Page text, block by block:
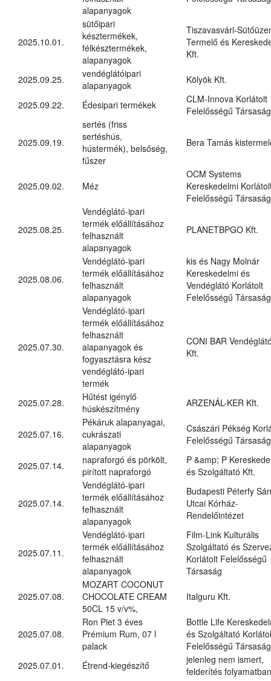
alapanyagok
2025.10.01.
sütőipari
késztermékek,
félkésztermékek,
alapanyagok
Tiszavasvári-
Termelő és
Kft.
2025.09.25.
vendéglátóipari
alapanyagok
Kölyök Kft.
2025.09.22. Édesipari termékek
CLM-Innova Korlátolt
Felelősségű Társaság
2025.09.19.
sertés (friss
sertéshús,
hústermék), belsőség,
fűszer
Bera Tamás
2025.09.02. Méz
OCM Systems
Kereskedelmi
Felelősségű Társaság
2025.08.25.
Vendéglátó-ipari
termék előállításához
felhasznált
alapanyagok
PLANETBPGO Kft.
2025.08.06.
Vendéglátó-ipari
termék előállításához
felhasznált
alapanyagok
kis és Nagy Molnár
Kereskedelmi és
Vendéglátó Korlátolt
Felelősségű Társaság
2025.07.30.
Vendéglátó-ipari
termék előállításához
felhasznált
alapanyagok és
fogyasztásra kész
vendéglátó-ipari
termék
CONI BAR
Kft.
2025.07.28.
Hűtést igénylő
húskészítmény
ARZENÁL-KER Kft.
2025.07.16.
Pékáruk alapanyagai,
cukrászati
alapanyagok
Császári Pékség
Felelősségű Társaság
2025.07.14.
napraforgó és pörkölt,
pirított napraforgó
P &amp; P
és Szolgáltató Kft.
2025.07.14.
Vendéglátó-ipari
termék előállításához
felhasznált
alapanyagok
Budapesti Péterfy
Utcai Kórház-
Rendelőintézet
2025.07.11.
Vendéglátó-ipari
termék előállításához
felhasznált
alapanyagok
Film-Link Kulturális
Szolgáltató és
Korlátolt Felelősségű
Társaság
2025.07.08.
MOZART COCONUT
CHOCOLATE CREAM
50CL 15 v/v%,
Italguru Kft.
2025.07.08.
Ron Piet 3 éves
Prémium Rum, 07 l
palack
Bottle Life
és Szolgáltató
Felelősségű Társaság
2025.07.01.
Étrend-kiegészítő
jelenleg nem ismert,
felderítés folyamatban